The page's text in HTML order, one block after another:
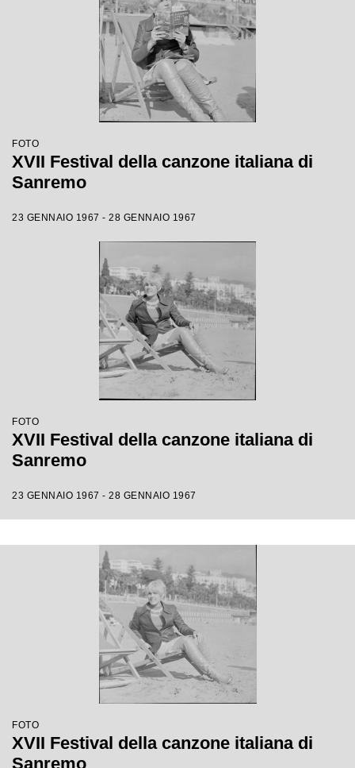
FOTO
XVII Festival della canzone italiana di
Sanremo
23 GENNAIO 1967 - 28 GENNAIO 1967
FOTO
XVII Festival della canzone italiana di
Sanremo
23 GENNAIO 1967 - 28 GENNAIO 1967
FOTO
XVII Festival della canzone italiana di
Sanremo